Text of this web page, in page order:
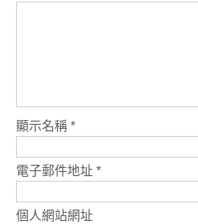
顯示名稱 *
電子郵件地址 *
個人網站網址